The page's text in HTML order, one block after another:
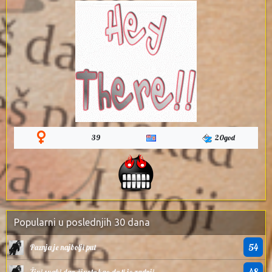
39 20god
Popularni u poslednjih 30 dana
Paznja je najbolji put 54